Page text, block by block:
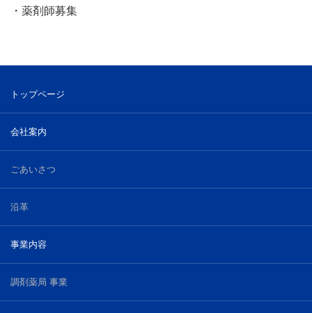
・薬剤師募集
トップページ
会社案内
ごあいさつ
沿革
事業内容
調剤薬局 事業